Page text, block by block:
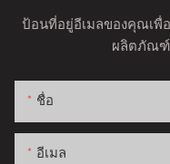
ป้อนที่อยู่อีเมลของคุณเพื่
ผลิตภัณฑ์
ชื่อ
อีเมล